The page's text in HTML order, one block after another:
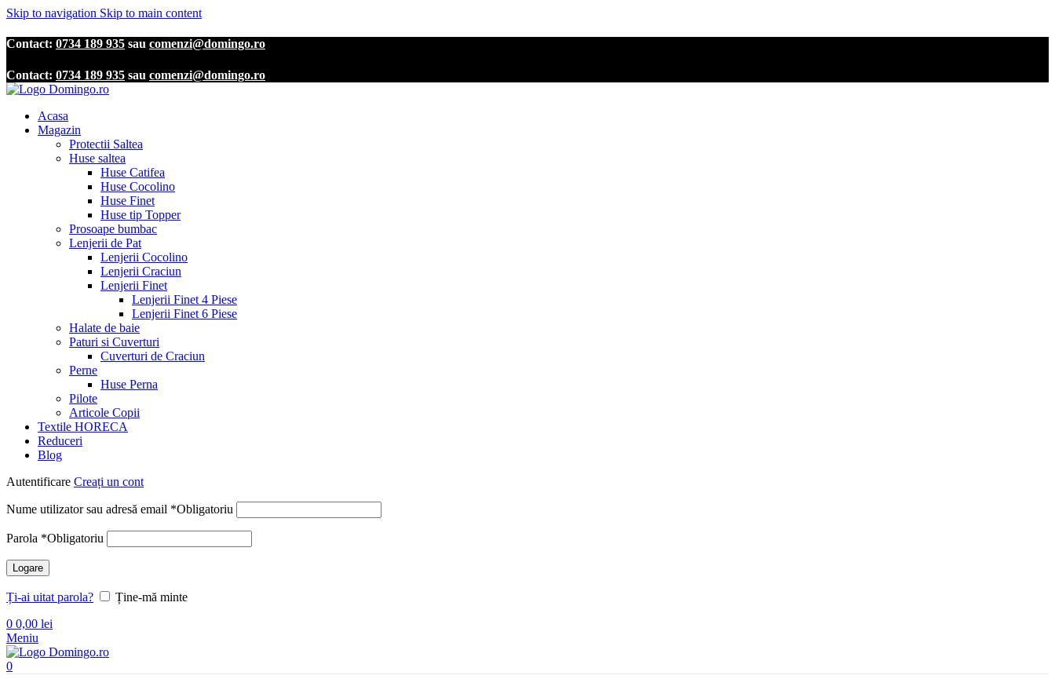
Skip to navigation Skip to main content
Contact: 0734 189 935 sau comenzi@domingo.ro
Contact: 0734 189 935 sau comenzi@domingo.ro
Acasa
Magazin
Protectii Saltea
Huse saltea
Huse Catifea
Huse Cocolino
Huse Finet
Huse tip Topper
Prosoape bumbac
Lenjerii de Pat
Lenjerii Cocolino
Lenjerii Craciun
Lenjerii Finet
Lenjerii Finet 4 Piese
Lenjerii Finet 6 Piese
Halate de baie
Paturi si Cuverturi
Cuverturi de Craciun
Perne
Huse Perna
Pilote
Articole Copii
Textile HORECA
Reduceri
Blog
Autentificare Creați un cont
Nume utilizator sau adresă email *Obligatoriu
Parola *Obligatoriu
Logare
Ți-ai uitat parola?
Ține-mă minte
0 0,00 lei
Meniu
0